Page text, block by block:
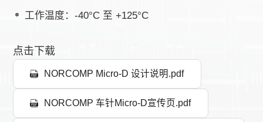
工作温度：-40°C 至 +125°C
点击下载
NORCOMP Micro-D 设计说明.pdf
NORCOMP 车针Micro-D宣传页.pdf